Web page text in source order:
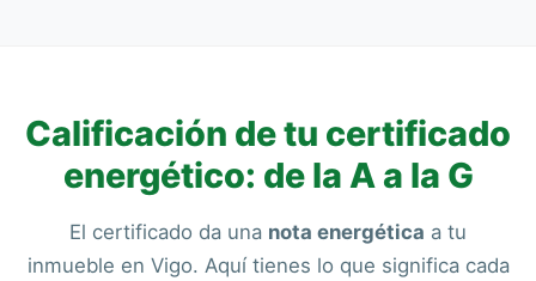
Calificación de tu certificado
energético: de la A a la G
El certificado da una nota energética a tu
inmueble en Vigo. Aquí tienes lo que significa cada